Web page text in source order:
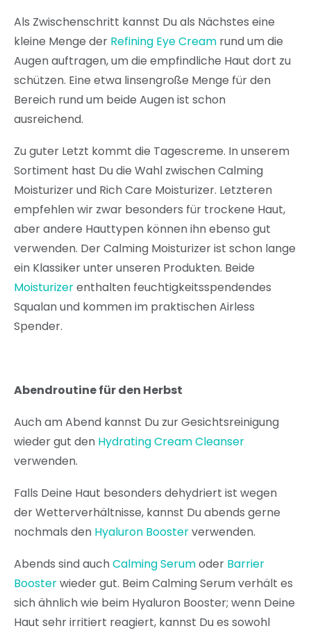
Als Zwischenschritt kannst Du als Nächstes eine
kleine Menge der Refining Eye Cream rund um die
Augen auftragen, um die empfindliche Haut dort zu
schützen. Eine etwa linsengroße Menge für den
Bereich rund um beide Augen ist schon
ausreichend.
Zu guter Letzt kommt die Tagescreme. In unserem
Sortiment hast Du die Wahl zwischen Calming
Moisturizer und Rich Care Moisturizer. Letzteren
empfehlen wir zwar besonders für trockene Haut,
aber andere Hauttypen können ihn ebenso gut
verwenden. Der Calming Moisturizer ist schon lange
ein Klassiker unter unseren Produkten. Beide
Moisturizerenthalten feuchtigkeitsspendendes
Squalan und kommen im praktischen Airless
Spender.
Abendroutine für den Herbst
Auch am Abend kannst Du zur Gesichtsreinigung
wieder gut den Hydrating Cream Cleanser
verwenden.
Falls Deine Haut besonders dehydriert ist wegen
der Wetterverhältnisse, kannst Du abends gerne
nochmals den Hyaluron Boosterverwenden.
Abends sind auchCalming Serumoder Barrier
Boosterwieder gut. Beim Calming Serum verhält es
sich ähnlich wie beim Hyaluron Booster; wenn Deine
Haut sehr irritiert reagiert, kannst Du es sowohl